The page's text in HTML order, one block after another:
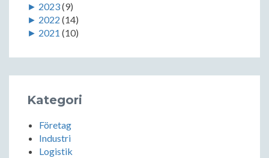
► 2023(9)
► 2022 (14)
► 2021 (10)
Kategori
Företag
Industri
Logistik